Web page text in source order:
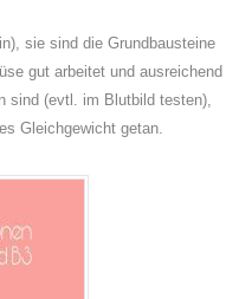
sie sind die Grundbausteine
gut arbeitet und ausreichend
sind (evtl. im Blutbild testen),
Gleichgewicht getan.